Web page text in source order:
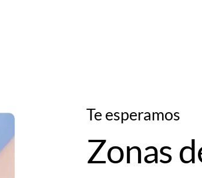
Te esperamos
Zonas